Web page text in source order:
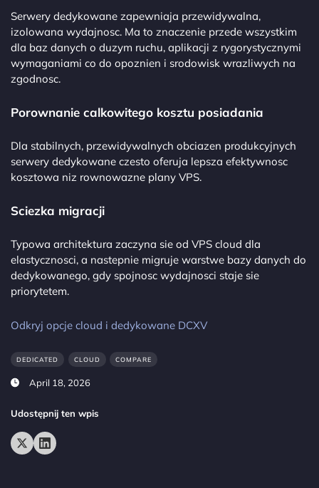
Serwery dedykowane zapewniaja przewidywalna,
izolowana wydajnosc. Ma to znaczenie przede wszystkim
dla baz danych o duzym ruchu, aplikacji z rygorystycznymi
wymaganiami co do opoznien i srodowisk wrazliwych na
zgodnosc.
Porownanie calkowitego kosztu posiadania
Dla stabilnych, przewidywalnych obciazen produkcyjnych
serwery dedykowane czesto oferuja lepsza efektywnosc
kosztowa niz rownowazne plany VPS.
Sciezka migracji
Typowa architektura zaczyna sie od VPS cloud dla
elastycznosci, a nastepnie migruje warstwe bazy danych do
dedykowanego, gdy spojnosc wydajnosci staje sie
priorytetem.
Odkryj opcje cloud i dedykowane DCXV
DEDICATED CLOUD COMPARE
April 18, 2026
Udostępnij ten wpis